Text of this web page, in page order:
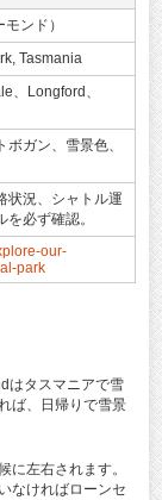
ンド）
Tasmania
、Longford、
ガン、雪景色、
状況、シャトル運
必ず確認。
our-
park
はタスマニアで雪
ば、日帰りで雪景
に左右されます。
なければローンセ